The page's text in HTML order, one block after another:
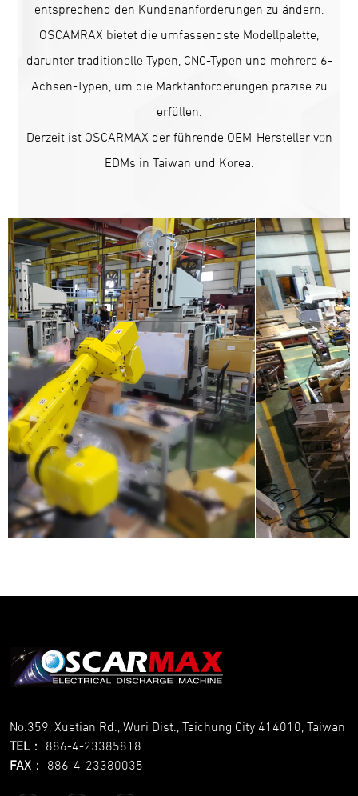
entsprechend den Kundenanforderungen zu ändern.
OSCAMRAX bietet die umfassendste Modellpalette,
darunter traditionelle Typen, CNC-Typen und mehrere 6-
Achsen-Typen, um die Marktanforderungen präzise zu
erfüllen.
Derzeit ist OSCARMAX der führende OEM-Hersteller von
EDMs in Taiwan und Korea.
No.359, Xuetian Rd., Wuri Dist., Taichung City 414010, Taiwan
TEL： 886-4-23385818
FAX ： 886-4-23380035